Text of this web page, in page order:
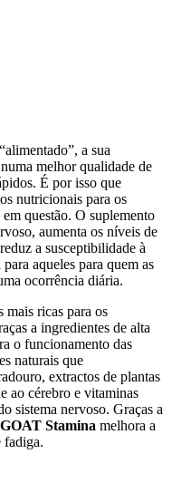
a sua
melhor qualidade de
É por isso que
nutricionais para os
em questão. O suplemento
aumenta os níveis de
a susceptibilidade à
aqueles para quem as
ocorrência diária.
mais ricas para os
a ingredientes de alta
o funcionamento das
naturais que
extractos de plantas
ao cérebro e vitaminas
sistema nervoso. Graças a
GOAT Stamina melhora a
fadiga.